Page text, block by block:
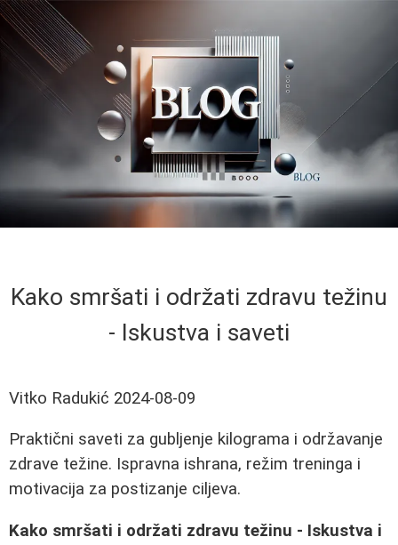
Kako smršati i održati zdravu težinu
- Iskustva i saveti
Vitko Radukić 2024-08-09
Praktični saveti za gubljenje kilograma i održavanje
zdrave težine. Ispravna ishrana, režim treninga i
motivacija za postizanje ciljeva.
Kako smršati i održati zdravu težinu - Iskustva i